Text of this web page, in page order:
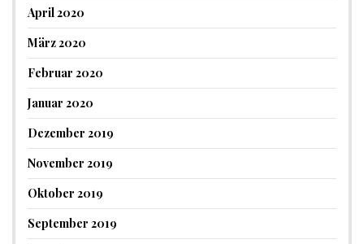
April 2020
März 2020
Februar 2020
Januar 2020
Dezember 2019
November 2019
Oktober 2019
September 2019